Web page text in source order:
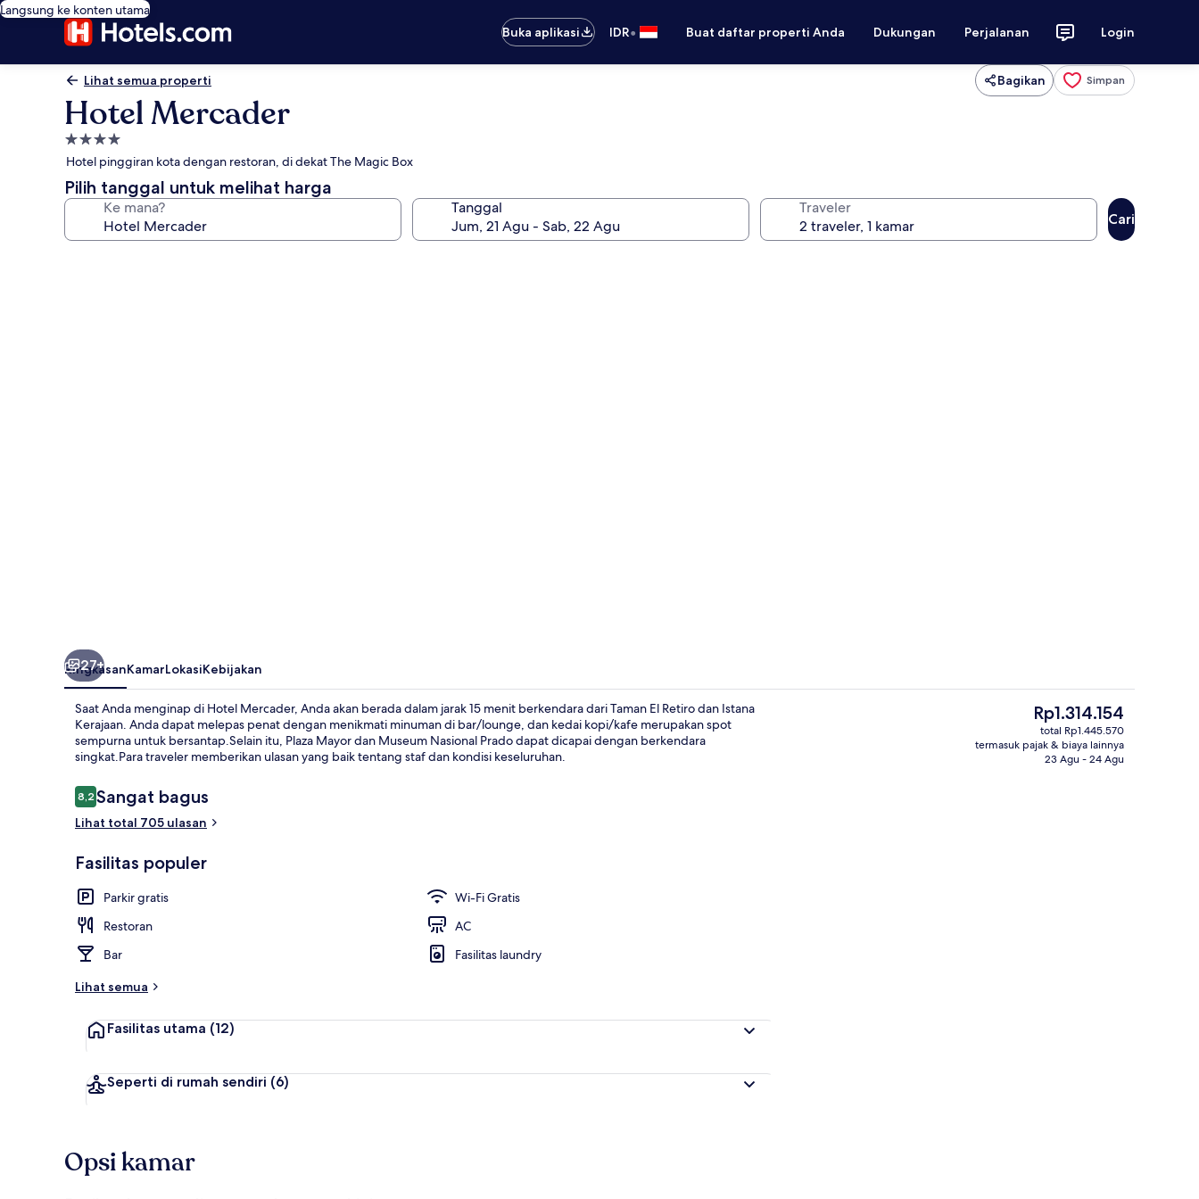
Langsung ke konten utama
Buka aplikasi
IDR• Buat daftar properti Anda Dukungan Perjalanan Login
Lihat semua properti Bagikan Simpan
Hotel Mercader
Properti
bintang
4.0
Hotel pinggiran kota dengan restoran, di dekat The Magic Box
Pilih tanggal untuk melihat harga
Ke mana? Tanggal Traveler
Cari
Sarapan prasmanan setiap hari
27+
RingkasanKamarLokasiKebijakan
Saat Anda menginap di Hotel Mercader, Anda akan berada dalam jarak 15 menit berkendara dari Taman El Retiro dan Istana
Kerajaan. Anda dapat melepas penat dengan menikmati minuman di bar/lounge, dan kedai kopi/kafe merupakan spot
sempurna untuk bersantap.Selain itu, Plaza Mayor dan Museum Nasional Prado dapat dicapai dengan berkendara
singkat.Para traveler memberikan ulasan yang baik tentang staf dan kondisi keseluruhan.
Ulasan
8,28,2 dari 10
Sangat bagus
Lihat total 705 ulasan
Fasilitas populer
Parkir gratis
Wi-Fi Gratis
Restoran
AC
Bar
Fasilitas laundry
Lihat semua
Fasilitas utama (12)
Seperti di rumah sendiri (6)
Harga
saat
ini
Rp1.314.154
Rp1.314.154
total Rp1.445.570
termasuk pajak & biaya lainnya
23 Agu - 24 Agu
Opsi kamar